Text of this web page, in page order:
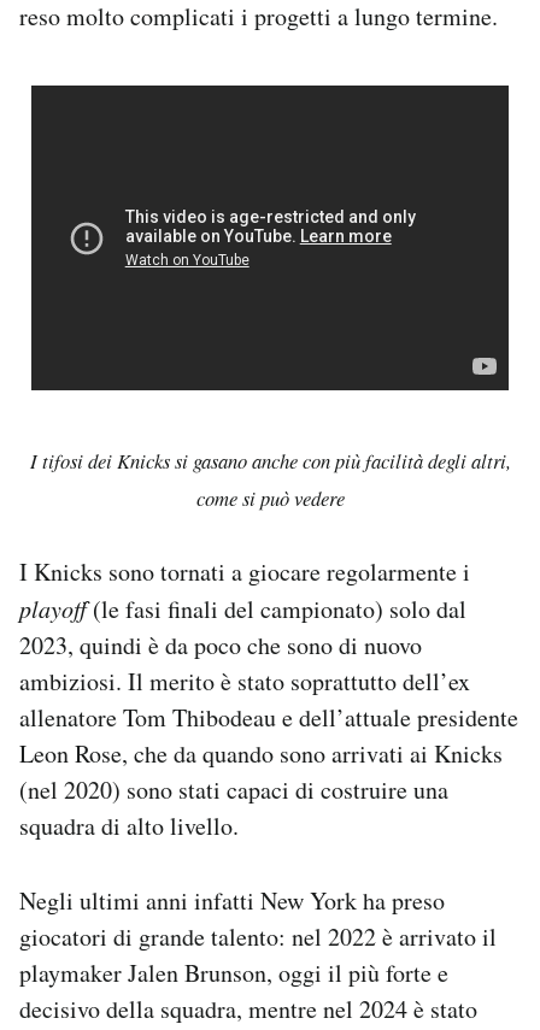
reso molto complicati i progetti a lungo termine.
I tifosi dei Knicks si gasano anche con più facilità degli altri,
come si può vedere
I Knicks sono tornati a giocare regolarmente i
playoff(le fasi finali del campionato) solo dal
2023, quindi è da poco che sono di nuovo
ambiziosi. Il merito è stato soprattutto dell’ex
allenatore Tom Thibodeau e dell’attuale presidente
Leon Rose, che da quando sono arrivati ai Knicks
(nel 2020) sono stati capaci di costruire una
squadra di alto livello.
Negli ultimi anni infatti New York ha preso
giocatori di grande talento: nel 2022 è arrivato il
playmaker Jalen Brunson, oggi il più forte e
decisivo della squadra, mentre nel 2024 è stato